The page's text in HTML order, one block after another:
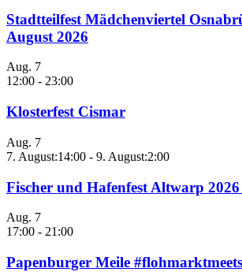
Stadtteilfest Mädchenviertel
August 2026
Aug. 7
12:00 - 23:00
Klosterfest Cismar
Aug. 7
7. August:14:00 - 9. August:2:00
Fischer und Hafenfest Altwarp
Aug. 7
17:00 - 21:00
Papenburger Meile